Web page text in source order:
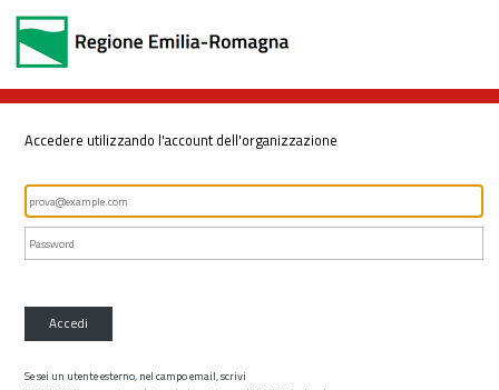
Accedere utilizzando l'account dell'organizzazione
Accedi
Se sei un utente esterno, nel campo email, scrivi